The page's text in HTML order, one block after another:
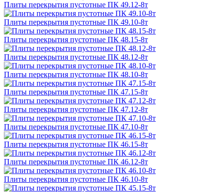
Плиты перекрытия пустотные ПК 49.12-8т
Плиты перекрытия пустотные ПК 49.10-8т
Плиты перекрытия пустотные ПК 48.15-8т
Плиты перекрытия пустотные ПК 48.12-8т
Плиты перекрытия пустотные ПК 48.10-8т
Плиты перекрытия пустотные ПК 47.15-8т
Плиты перекрытия пустотные ПК 47.12-8т
Плиты перекрытия пустотные ПК 47.10-8т
Плиты перекрытия пустотные ПК 46.15-8т
Плиты перекрытия пустотные ПК 46.12-8т
Плиты перекрытия пустотные ПК 46.10-8т